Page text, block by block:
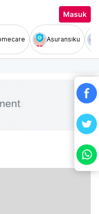
Masuk
Asuransiku